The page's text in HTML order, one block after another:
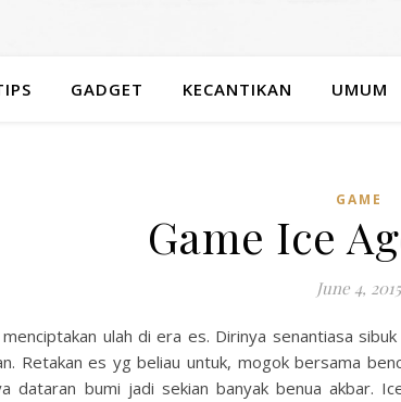
GADGET KECANTIKAN UMUM
GAME
Game Ice
June 4, 2015
ulah di era es. Dirinya senantiasa
Retakan es yg beliau untuk, mogok bersama
dataran bumi jadi sekian banyak benua